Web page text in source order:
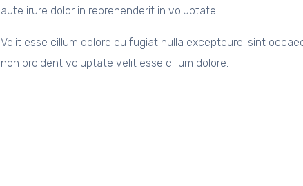
aute irure dolor in reprehenderit in voluptate.
Velit esse cillum dolore eu fugiat nulla excepteurei sint
non proident voluptate velit esse cillum dolore.